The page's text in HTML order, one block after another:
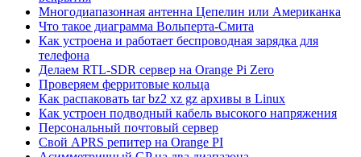
Многодиапазонная антенна Цепелин или Американка
Что такое диаграмма Вольперта-Смита
Как устроена и работает беспроводная зарядка для
телефона
Делаем RTL-SDR сервер на Orange Pi Zero
Проверяем ферритовые кольца
Как распаковать tar bz2 xz gz архивы в Linux
Как устроен подводный кабель высокого напряжения
Персональный почтовый сервер
Свой APRS репитер на Orange PI